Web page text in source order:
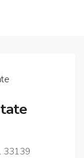
33139